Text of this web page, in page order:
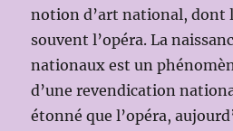
notion d’art national, dont
souvent l’opéra. La
nationaux est un
d’une revendication
étonné que l’opéra,